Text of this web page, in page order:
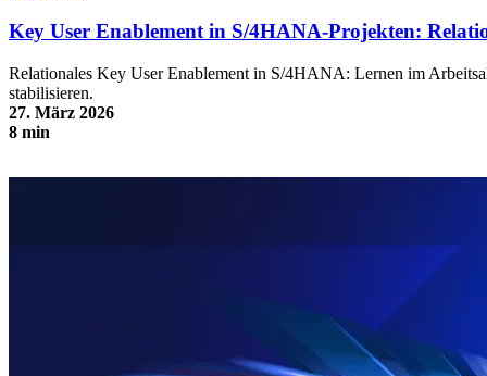
Key User Enablement in S/4HANA-Projekten:
Relationales Key User Enablement in S/4HANA: Lernen im
stabilisieren.
27. März 2026
8 min